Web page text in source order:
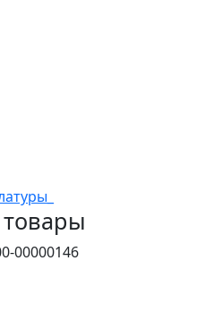
00000146